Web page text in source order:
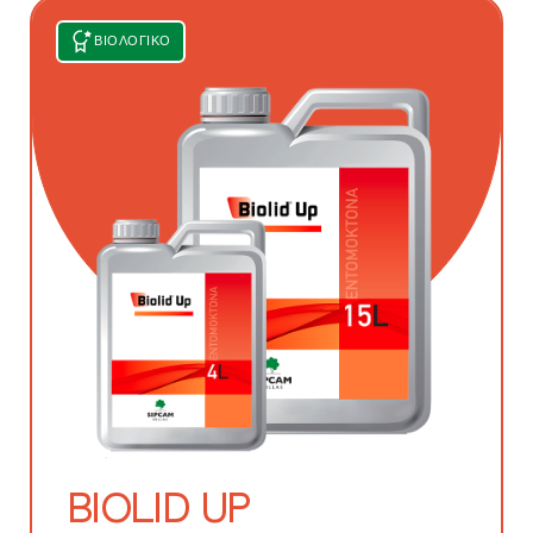
BIOLID UP
KENDO UM 5,12 SC
TREENOL EC
VELMERI 500 WG
ZIPPY 10 CS
ENODOX
ΒΙΟΛΟΓΙΚΌ
BIOLID UP